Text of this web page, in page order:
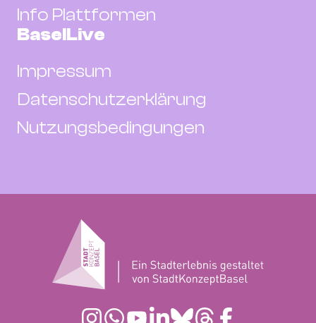
Info Plattformen
BaselLive
Impressum
Datenschutzerklärung
Nutzungsbedingungen